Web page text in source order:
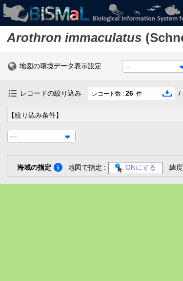
Arothron immaculatus
地図の環境データ表示設定 ---
レコードの絞り込み レコード数 : 26 件 /
【絞り込み条件】
---
海域の指定 地図で指定 : ONにする 緯度